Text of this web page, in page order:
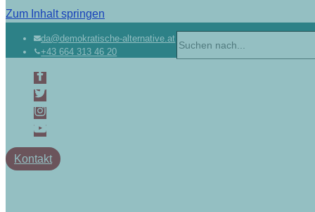
Zum Inhalt springen
da@demokratische-alternative.at
+43 664 313 46 20
nach …
Kontakt